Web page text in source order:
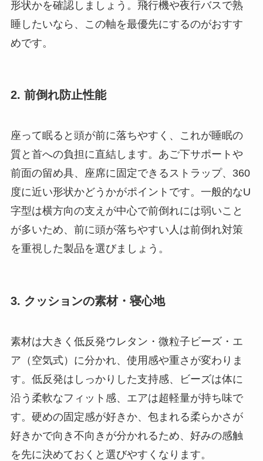
形状かを確認しましょう。飛行機や夜行バスで熟
睡したいなら、この軸を最優先にするのがおすす
めです。
2. 前倒れ防止性能
座って眠ると頭が前に落ちやすく、これが睡眠の
質と首への負担に直結します。あご下サポートや
前面の留め具、座席に固定できるストラップ、360
度に近い形状かどうかがポイントです。一般的なU
字型は横方向の支えが中心で前倒れには弱いこと
が多いため、前に頭が落ちやすい人は前倒れ対策
を重視した製品を選びましょう。
3. クッションの素材・寝心地
素材は大きく低反発ウレタン・微粒子ビーズ・エ
ア（空気式）に分かれ、使用感や重さが変わりま
す。低反発はしっかりした支持感、ビーズは体に
沿う柔軟なフィット感、エアは超軽量が持ち味で
す。硬めの固定感が好きか、包まれる柔らかさが
好きかで向き不向きが分かれるため、好みの感触
を先に決めておくと選びやすくなります。